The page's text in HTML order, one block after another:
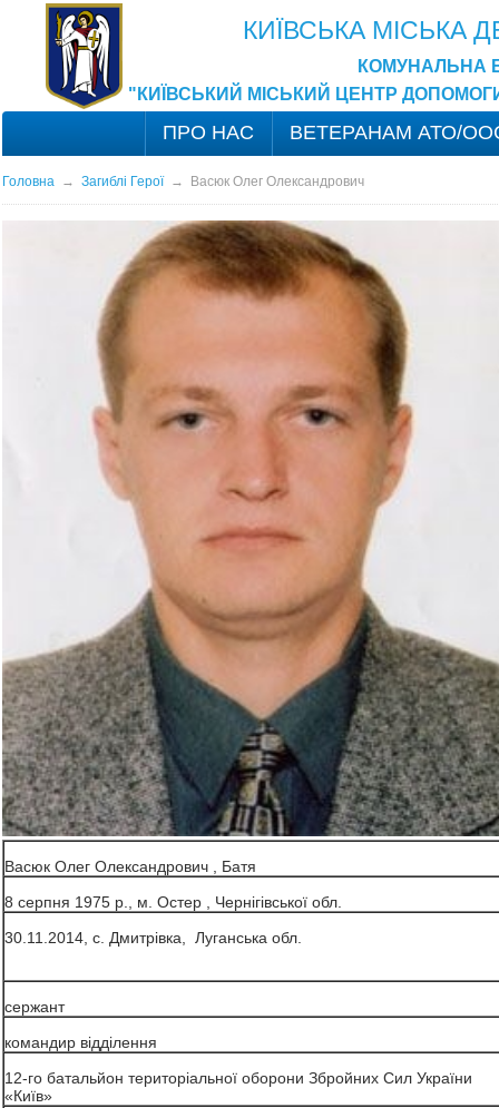
КИЇВСЬКА МІСЬКА
КОМУНАЛЬНА
"КИЇВСЬКИЙ МІСЬКИЙ ЦЕНТР
ПРО НАС ВЕТЕРАНАМ АТО/
Головна→ Загиблі Герої→ Васюк Олег Олександрович
Васюк Олег Олександрович , Батя
8 серпня 1975 р., м. Остер , Чернігівської обл.
30.11.2014, с. Дмитрівка, Луганська обл.
сержант
командир відділення
12-го батальйон територіальної оборони Збройних Сил України
«Київ»